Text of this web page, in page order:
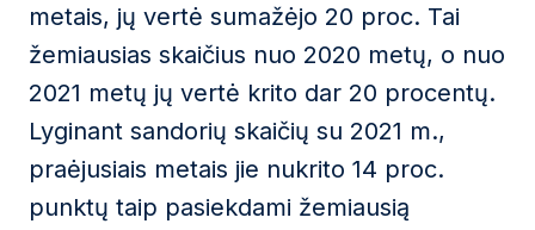
metais, jų vertė sumažėjo 20 proc. Tai
žemiausias skaičius nuo 2020 metų, o nuo
2021 metų jų vertė krito dar 20 procentų.
Lyginant sandorių skaičių su 2021 m.,
praėjusiais metais jie nukrito 14 proc.
punktų taip pasiekdami žemiausią